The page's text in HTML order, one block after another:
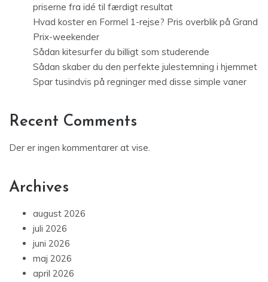
priserne fra idé til færdigt resultat
Hvad koster en Formel 1-rejse? Pris overblik på Grand
Prix-weekender
Sådan kitesurfer du billigt som studerende
Sådan skaber du den perfekte julestemning i hjemmet
Spar tusindvis på regninger med disse simple vaner
Recent Comments
Der er ingen kommentarer at vise.
Archives
august 2026
juli 2026
juni 2026
maj 2026
april 2026